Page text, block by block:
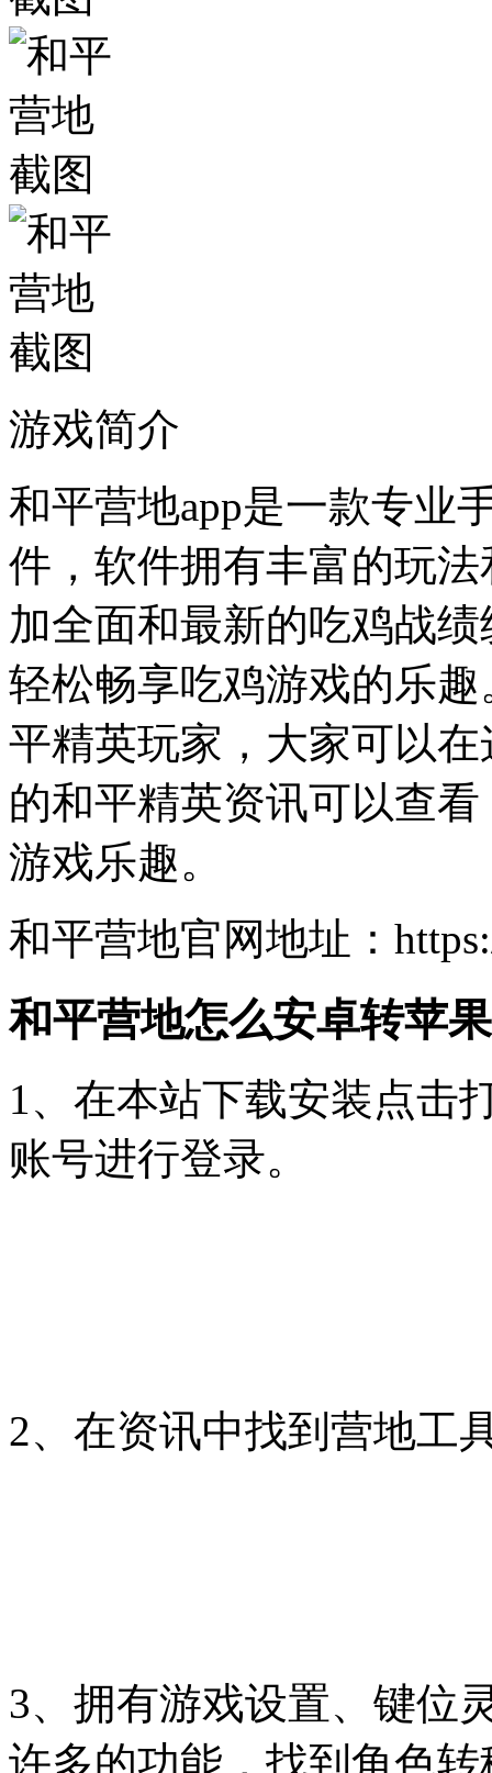
游戏简介
和平营地app是一款专业
件，软件拥有丰富的玩
加全面和最新的吃鸡战
轻松畅享吃鸡游戏的乐
平精英玩家，大家可以
的和平精英资讯可以查
游戏乐趣。
和平营地官网地址：
和平营地怎么安卓转苹果
1、在本站下载安装点击
账号进行登录。
2、在资讯中找到营地工
3、拥有游戏设置、键位
许多的功能，找到角色